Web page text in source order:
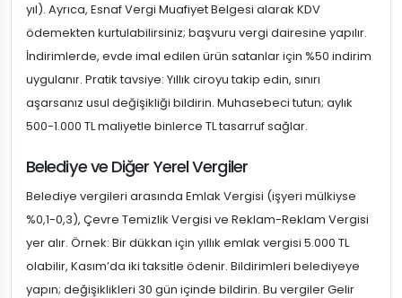
yıl). Ayrıca, Esnaf Vergi Muafiyet Belgesi alarak KDV
ödemekten kurtulabilirsiniz; başvuru vergi dairesine yapılır.
İndirimlerde, evde imal edilen ürün satanlar için %50 indirim
uygulanır. Pratik tavsiye: Yıllık ciroyu takip edin, sınırı
aşarsanız usul değişikliği bildirin. Muhasebeci tutun; aylık
500-1.000 TL maliyetle binlerce TL tasarruf sağlar.
Belediye ve Diğer Yerel Vergiler
Belediye vergileri arasında Emlak Vergisi (işyeri mülkiyse
%0,1-0,3), Çevre Temizlik Vergisi ve Reklam-Reklam Vergisi
yer alır. Örnek: Bir dükkan için yıllık emlak vergisi 5.000 TL
olabilir, Kasım’da iki taksitle ödenir. Bildirimleri belediyeye
yapın; değişiklikleri 30 gün içinde bildirin. Bu vergiler Gelir